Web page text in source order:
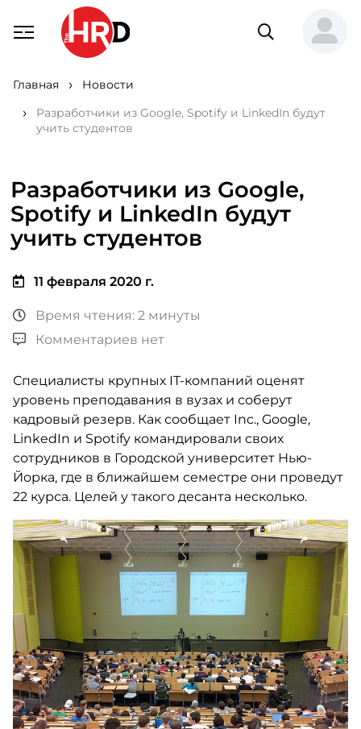
Главная
Новости
Разработчики из Google, Spotify и LinkedIn будут
учить студентов
Разработчики из Google,
Spotify и LinkedIn будут
учить студентов
11 февраля 2020 г.
Время чтения: 2 минуты
Комментариев нет
Специалисты крупных IT-компаний оценят
уровень преподавания в вузах и соберут
кадровый резерв. Как сообщает Inc., Google,
LinkedIn и Spotify командировали своих
сотрудников в Городской университет Нью-
Йорка, где в ближайшем семестре они проведут
22 курса. Целей у такого десанта несколько.